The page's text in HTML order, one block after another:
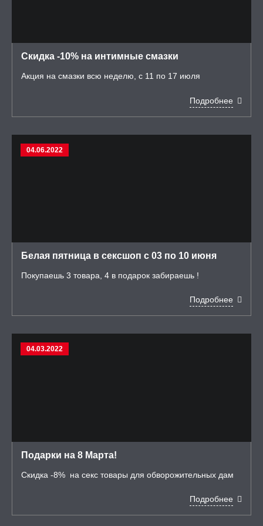
Скидка -10% на интимные смазки
Акция на смазки всю неделю, с 11 по 17 июля
Подробнее
04.06.2022
Белая пятница в сексшоп с 03 по 10 июня
Покупаешь 3 товара, 4 в подарок забираешь !
Подробнее
04.03.2022
Подарки на 8 Марта!
Скидка -8% на секс товары для обворожительных дам
Подробнее